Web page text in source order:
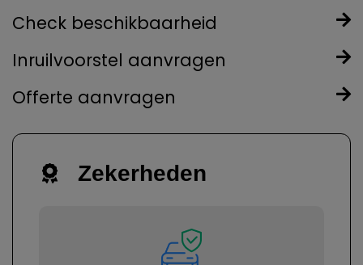
Check beschikbaarheid
Inruilvoorstel aanvragen
Offerte aanvragen
Zekerheden